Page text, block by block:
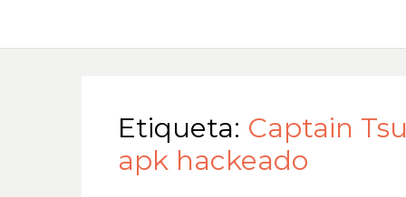
Etiqueta: Captain
apk hackeado